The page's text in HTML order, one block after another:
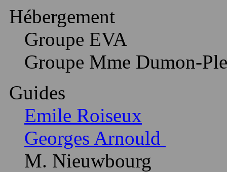
Hébergement
Groupe EVA
Groupe Mme Dumon-
Guides
Emile Roiseux
Georges Arnould
M. Nieuwbourg